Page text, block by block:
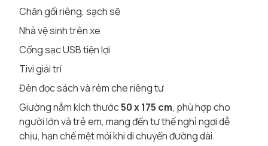
Chăn gối riêng, sạch sẽ
Nhà vệ sinh trên xe
Cổng sạc USB tiện lợi
Tivi giải trí
Đèn đọc sách và rèm che riêng tư
Giường nằm kích thước50 x 175 cm, phù hợp cho
người lớn và trẻ em, mang đến tư thế nghỉ ngơi dễ
chịu, hạn chế mệt mỏi khi di chuyển đường dài.